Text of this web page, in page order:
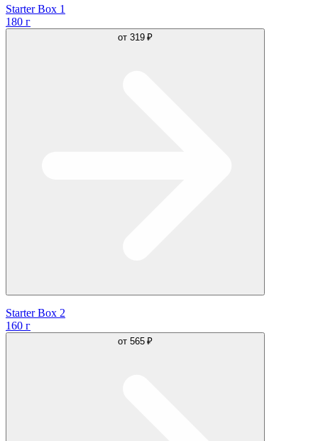
Starter Box 1
180 г
от 319 ₽
Starter Box 2
160 г
от 565 ₽